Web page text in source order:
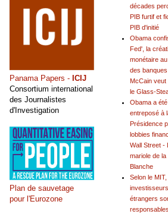
décades
PIB furtif et
PIB d'initié
Obama
Fed', la
monétaire
des
McCain veut
le Glass-
Obama a été
entreposé à
Présidence
lobbies
Wall Street -
mariole de la
Blanche
Selon le MIT,
investisseurs
étrangers
Panama Papers - ICIJ
Consortium international
des Journalistes
d'Investigation
Plan de sauvetage
pour l'Eurozone